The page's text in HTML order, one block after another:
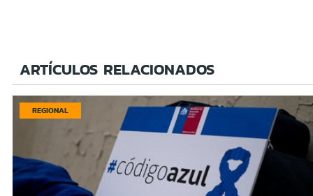
ARTÍCULOS RELACIONADOS
REGIONAL